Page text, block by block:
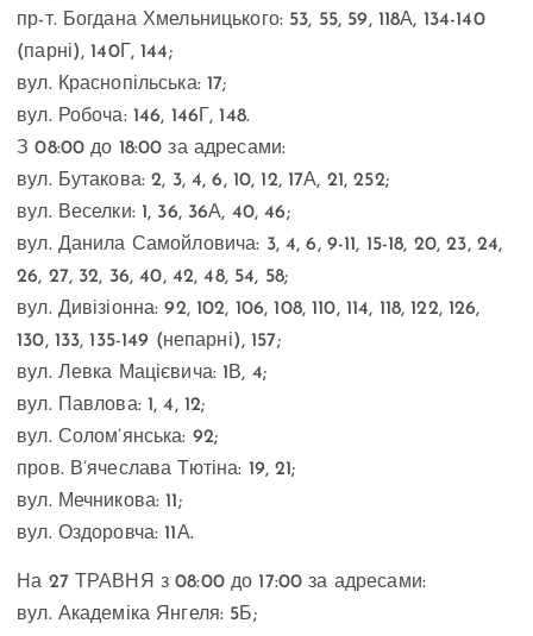
пр-т. Богдана Хмельницького: 53, 55, 59, 118А, 134-140
(парні), 140Г, 144;
вул. Краснопільська: 17;
вул. Робоча: 146, 146Г, 148.
З 08:00 до 18:00 за адресами:
вул. Бутакова: 2, 3, 4, 6, 10, 12, 17А, 21, 252;
вул. Веселки: 1, 36, 36А, 40, 46;
вул. Данила Самойловича: 3, 4, 6, 9-11, 15-18, 20, 23, 24,
26, 27, 32, 36, 40, 42, 48, 54, 58;
вул. Дивізіонна: 92, 102, 106, 108, 110, 114, 118, 122, 126,
130, 133, 135-149 (непарні), 157;
вул. Левка Мацієвича: 1В, 4;
вул. Павлова: 1, 4, 12;
вул. Солом’янська: 92;
пров. В’ячеслава Тютіна: 19, 21;
вул. Мечникова: 11;
вул. Оздоровча: 11А.
На 27 ТРАВНЯ з 08:00 до 17:00 за адресами:
вул. Академіка Янгеля: 5Б;